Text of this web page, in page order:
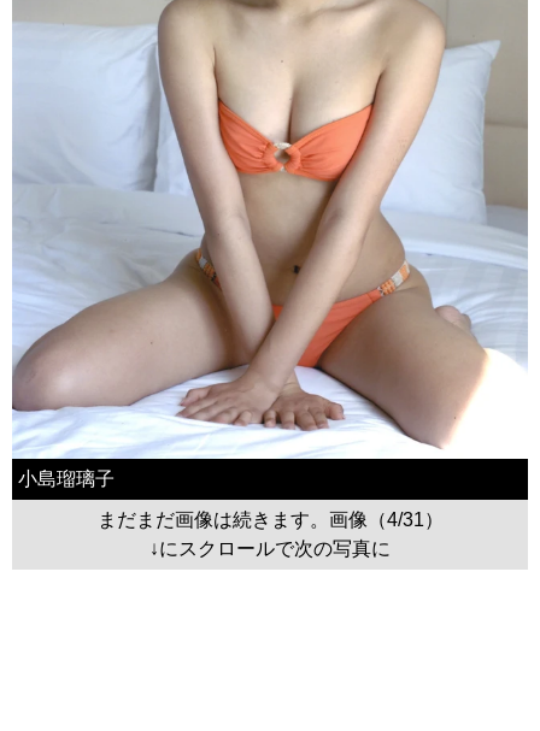
小島瑠璃子
まだまだ画像は続きます。画像（4/31）
↓にスクロールで次の写真に